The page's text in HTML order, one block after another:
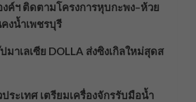
งค์ฯ ติดตามโครงการหุบกะพง–ห้วย
งน้ำเพชรบุรี
มาเลเซีย DOLLA ส่งซิงเกิลใหม่สุดส
ระเทศ เตรียมเครื่องจักรรับมือน้ำ